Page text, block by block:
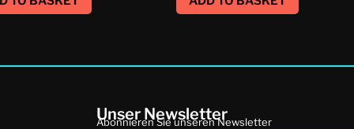
Unser Newsletter
Abonnieren Sie unseren Newsletter